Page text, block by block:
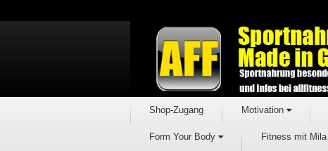
Shop-Zugang Motivation
Form Your Body Fitness mit Mila